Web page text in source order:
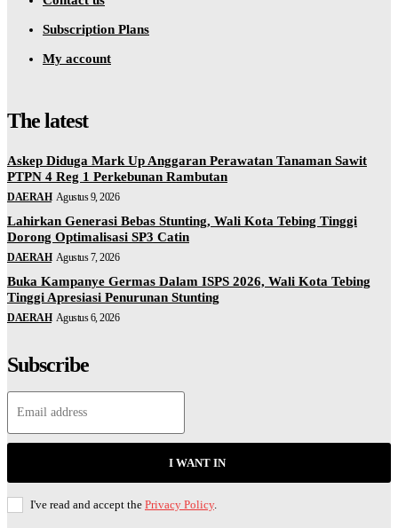
Subscription Plans
My account
The latest
Askep Diduga Mark Up Anggaran Perawatan Tanaman Sawit
PTPN 4 Reg 1 Perkebunan Rambutan
DAERAH Agustus 9, 2026
Lahirkan Generasi Bebas Stunting, Wali Kota Tebing Tinggi
Dorong Optimalisasi SP3 Catin
DAERAH Agustus 7, 2026
Buka Kampanye Germas Dalam ISPS 2026, Wali Kota Tebing
Tinggi Apresiasi Penurunan Stunting
DAERAH Agustus 6, 2026
Subscribe
I WANT IN
I've read and accept the Privacy Policy.